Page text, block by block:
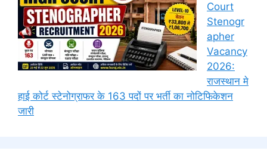
Court
Stenogr
apher
Vacancy
2026:
राजस्थान मे
हाई कोर्ट स्टेनोग्राफर के 163 पदों पर भर्ती का नोटिफिकेशन
जारी